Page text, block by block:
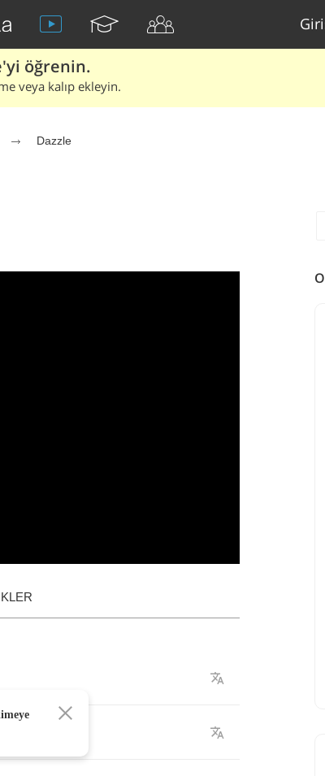
öğrenin.
veya kalıp ekleyin.
Dazzle